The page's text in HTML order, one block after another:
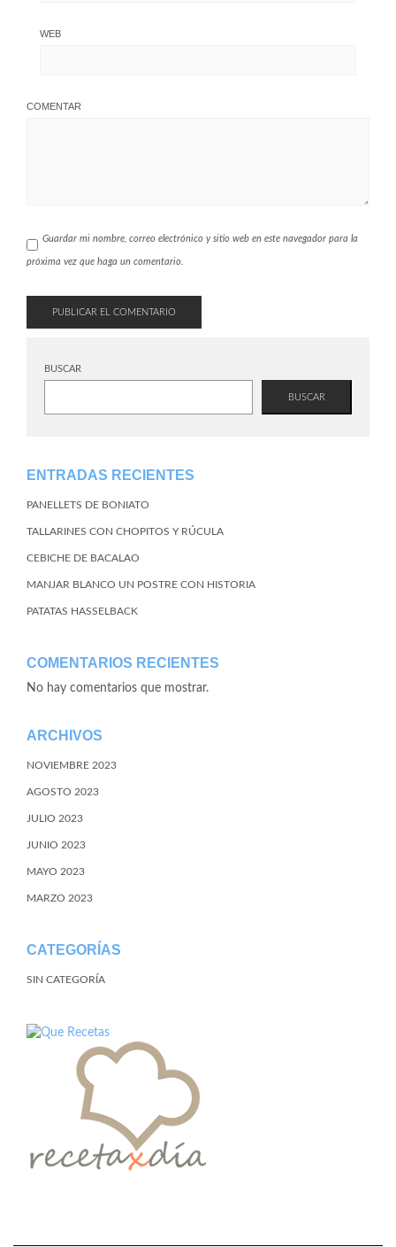
WEB
COMENTAR
Guardar mi nombre, correo electrónico y sitio web en este navegador para la
próxima vez que haga un comentario.
BUSCAR
BUSCAR
ENTRADAS RECIENTES
PANELLETS DE BONIATO
TALLARINES CON CHOPITOS Y RÚCULA
CEBICHE DE BACALAO
MANJAR BLANCO UN POSTRE CON HISTORIA
PATATAS HASSELBACK
COMENTARIOS RECIENTES
No hay comentarios que mostrar.
ARCHIVOS
NOVIEMBRE 2023
AGOSTO 2023
JULIO 2023
JUNIO 2023
MAYO 2023
MARZO 2023
CATEGORÍAS
SIN CATEGORÍA